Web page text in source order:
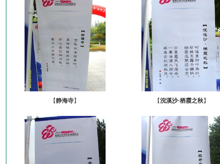
【静海寺】 【浣溪沙·栖霞之秋】